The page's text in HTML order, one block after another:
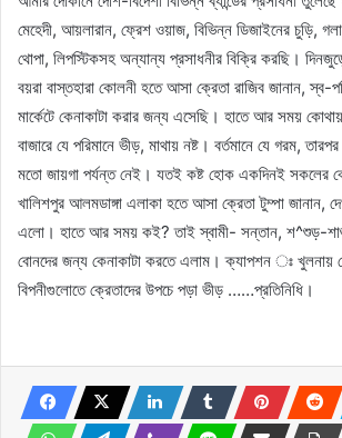
মেহেদী, আয়লারান, ফ্রেশ ওয়াজ, বিভিন্ন ডিজাইনের চুড়ি,
থোপা, লিপস্টিকসহ অন্যান্য প্রসাধনীর বিক্রি করছি।
বয়রা বাস্তহারা কোলনী হতে আসা ক্রেতা রাজিব জানান, স্ব-
মার্কেটে কেনাকাটা করার জন্য এসেছি। হাতে আর সময়
বাজারে যে পরিমানে ভীড়, মাথায় নষ্ট। বর্তমানে যে গরম,
মতো জায়গা পর্যন্ত নেই। যতই কষ্ট হোক একদিনই সকলের
খালিশপুর আলমডাঙ্গা এলাকা হতে আসা ক্রেতা টুম্পা জানান,
এলো। হাতে আর সময় কই? তাই স্বামী- সন্তান, শ^শুড়-
বোনদের জন্য কেনাকাটা করতে এলাম। ক্যাপশন ঃ খুলনায়
বিপনীগুলোতে ক্রেতাদের উপচে পড়া ভীড় ……প্রতিনিধি।